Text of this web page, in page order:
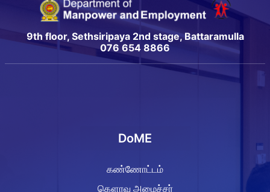
9th floor, Sethsiripaya 2nd stage, Battaramulla
076 654 8866
DoME
கண்ணோட்டம்
கௌரவ அமைச்சர்